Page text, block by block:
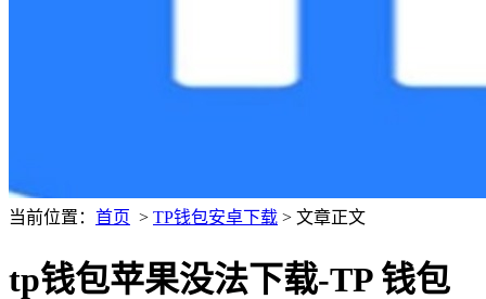
当前位置： 首页 > TP钱包安卓下载 > 文章正文
tp钱包苹果没法下载-TP 钱包